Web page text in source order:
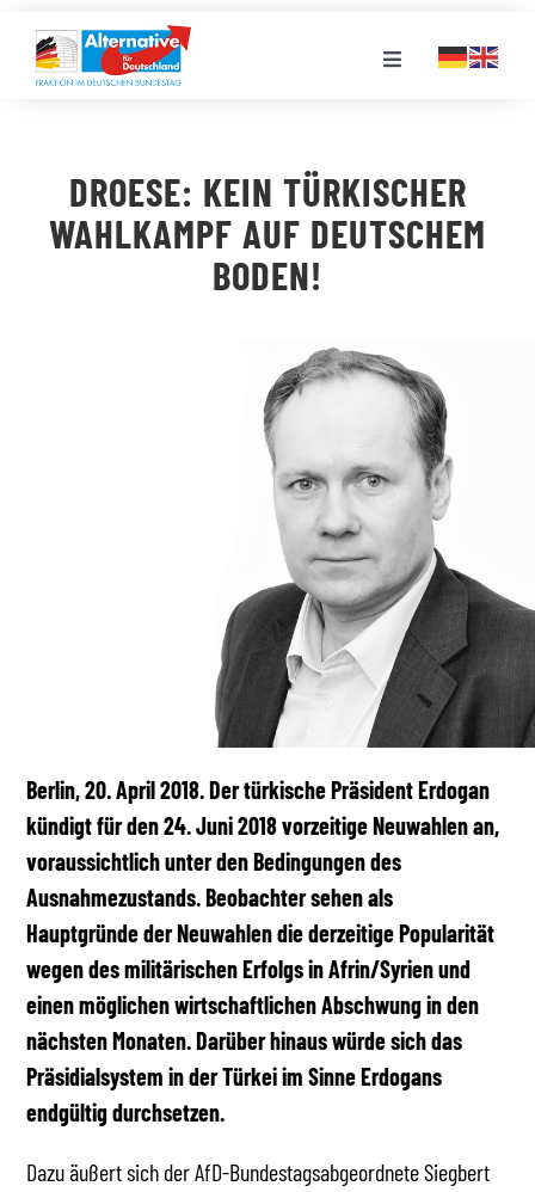
Inhalt
springen
Toggle
LANDESGRUPPEN
DROESE: KEIN TÜRKISCHER
WAHLKAMPF AUF DEUTSCHEM
BODEN!
Berlin, 20. April 2018. Der türkische Präsident Erdogan
kündigt für den 24. Juni 2018 vorzeitige Neuwahlen an,
voraussichtlich unter den Bedingungen des
Ausnahmezustands. Beobachter sehen als
Hauptgründe der Neuwahlen die derzeitige Popularität
wegen des militärischen Erfolgs in Afrin/Syrien und
einen möglichen wirtschaftlichen Abschwung in den
nächsten Monaten. Darüber hinaus würde sich das
Präsidialsystem in der Türkei im Sinne Erdogans
endgültig durchsetzen.
Dazu äußert sich der AfD-Bundestagsabgeordnete Siegbert